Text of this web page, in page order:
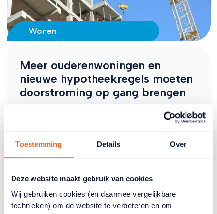
Toestemming Details Over
Deze website maakt gebruik van cookies
Wij gebruiken cookies (en daarmee vergelijkbare
technieken) om de website te verbeteren en om
Wonen
Meer ouderenwoningen en
nieuwe hypotheekregels moeten
doorstroming op gang brengen
Nederland heeft snel meer geschikte woningen
voor ouderen nodig. Dat schrijven dagbladen
Trouw en AD op basis van plannen en adviezen over
ouderenhuisvesting. Het gaat niet alleen om
en toch hulp, zorg of contact dichtbij hebben. Ook
aanpassingen van hypotheekregels moeten ervoor
zorgen dat ouderen makkelijker kunnen verkassen.